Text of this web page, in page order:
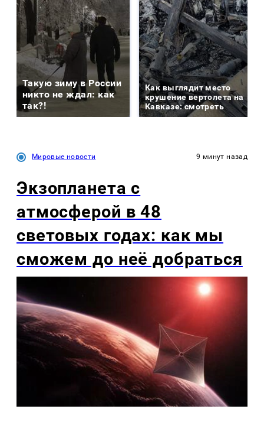
Такую зиму в России
никто не ждал: как
так?!
Как выглядит место
крушение вертолета на
Кавказе: смотреть
Мировые новости 9 минут назад
Экзопланета с
атмосферой в 48
световых годах: как мы
сможем до неё добраться